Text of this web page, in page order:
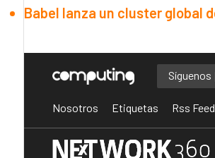
Babel lanza un cluster global
Síguenos
Nosotros Etiquetas Rss Feed